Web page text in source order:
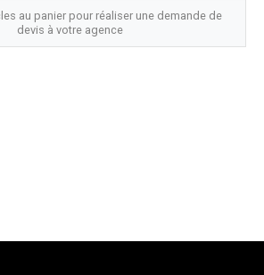
au panier pour réaliser une demande de
devis à votre agence